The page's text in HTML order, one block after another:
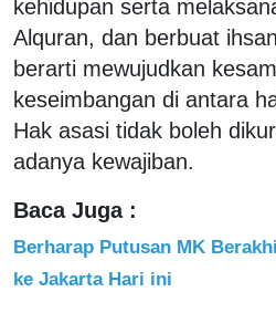
kehidupan serta
Alquran, dan berbuat
berarti mewujudkan
keseimbangan di antara
Hak asasi tidak boleh
adanya kewajiban.
Baca Juga :
Berharap Putusan MK
ke Jakarta Hari ini